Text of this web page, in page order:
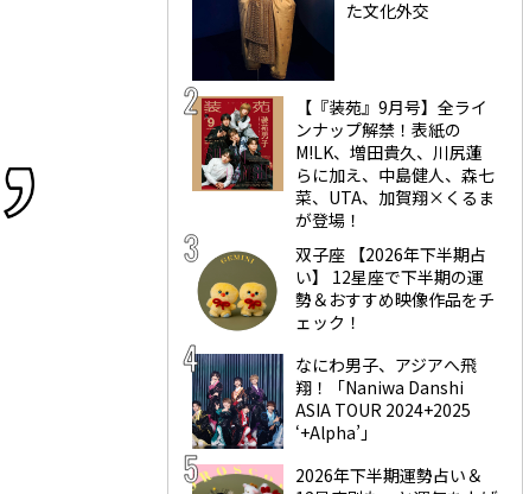
た文化外交
【『装苑』9月号】全ライ
ンナップ解禁！表紙の
M!LK、増田貴久、川尻蓮
らに加え、中島健人、森七
菜、UTA、加賀翔×くるま
が登場！
双子座 【2026年下半期占
い】 12星座で下半期の運
勢＆おすすめ映像作品をチ
ェック！
なにわ男子、アジアへ飛
翔！「Naniwa Danshi
ASIA TOUR 2024+2025
‘+Alpha’」
2026年下半期運勢占い＆